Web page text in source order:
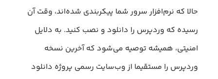
حالا که نرم‌افزار سرور شما پیکربندی شده‌اند، وقت آن
رسیده که وردپرس را دانلود و نصب کنید. به دلایل
امنیتی، همیشه توصیه می‌شود که آخرین نسخه
وردپرس را مستقیما از وب‌سایت رسمی پروژه دانلود